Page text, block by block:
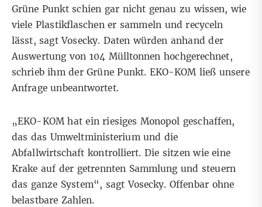
Grüne Punkt schien gar nicht genau zu wissen, wie
viele Plastikflaschen er sammeln und recyceln
lässt, sagt Vosecky. Daten würden anhand der
Auswertung von 104 Mülltonnen hochgerechnet,
schrieb ihm der Grüne Punkt. EKO-KOM ließ unsere
Anfrage unbeantwortet.
„EKO-KOM hat ein riesiges Monopol geschaffen,
das das Umweltministerium und die
Abfallwirtschaft kontrolliert. Die sitzen wie eine
Krake auf der getrennten Sammlung und steuern
das ganze System“, sagt Vosecky. Offenbar ohne
belastbare Zahlen.